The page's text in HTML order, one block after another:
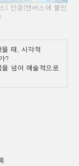
) 안경(캔버스에 붙인
때, 시각적
?
넘어 예술적으로